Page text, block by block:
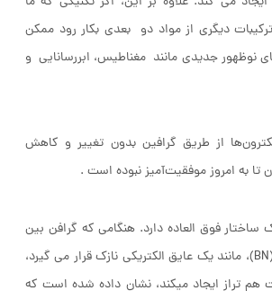
دیگری از مواد دو بعدی بکار رود ممکن
نوظهور جدیدی مانند مغناطیس، ابررسانایی و
از طریق گرافین بدون تغییر و کاهش
به امروز موفقیت‌آمیز نبوده‌ است .
ساختار فوق العاده دارد. هنگامی که گرافن بین
لایه های نیترید بور (BN)، مانند یک عایق الکتریکی نازک قرار می گیرد،
هم تراز ایجاد می­کند، نشان داده شده است که